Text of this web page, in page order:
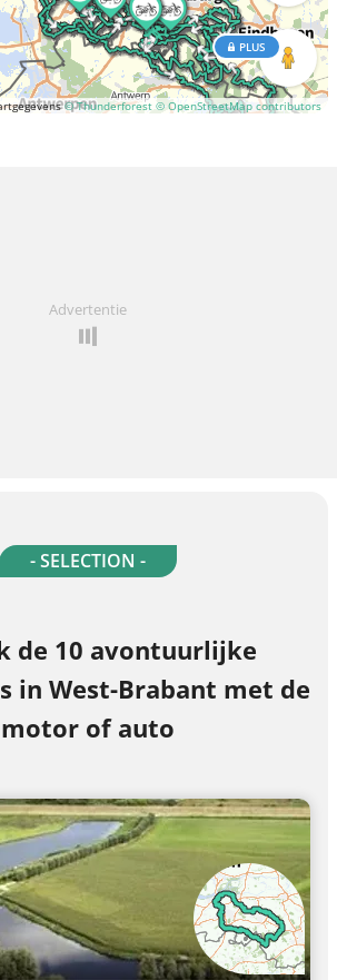
© Thunderforest © OpenStreetMap contributors
PLUS
Advertentie
- SELECTION -
de 10 avontuurlijke
in West-Brabant met de
motor of auto